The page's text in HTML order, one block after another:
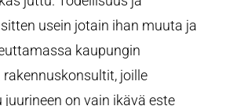
usein jotain ihan muuta ja
kaupungin
joille
juurineen on vain ikävä este